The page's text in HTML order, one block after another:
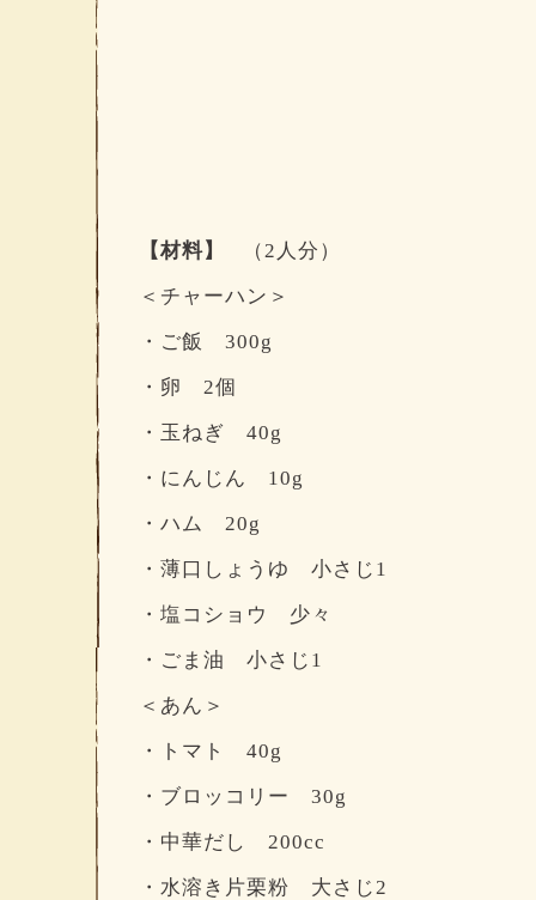
【材料】
（2人分）
＜チャーハン＞
・ご飯 300g
・卵 2個
・玉ねぎ 40g
・にんじん 10g
・ハム 20g
・薄口しょうゆ 小さじ1
・塩コショウ 少々
・ごま油 小さじ1
＜あん＞
・トマト 40g
・ブロッコリー 30g
・中華だし 200cc
・水溶き片栗粉 大さじ2